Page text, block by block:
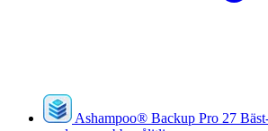
Ashampoo® Backup Pro 27